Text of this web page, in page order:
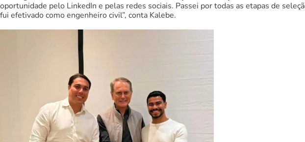
oportunidade pelo LinkedIn e pelas redes sociais. Passei por todas as etapas de
fui efetivado como engenheiro civil”, conta Kalebe.